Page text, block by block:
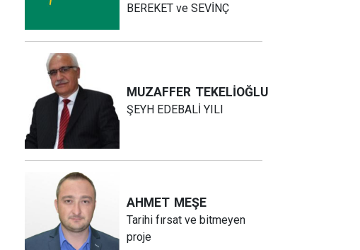
BEREKET ve SEVİNÇ
MUZAFFER TEKELİOĞLU
ŞEYH EDEBALİ YILI
AHMET MEŞE
Tarihi fırsat ve bitmeyen
proje